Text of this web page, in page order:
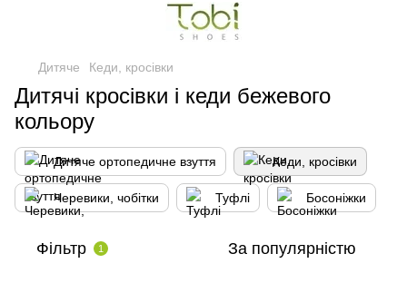
Дитяче Кеди, кросівки
Дитячі кросівки і кеди бежевого
кольору
Дитяче ортопедичне взуття Кеди, кросівки
Черевики, чобітки Туфлі Босоніжки
Фільтр 1 За популярністю